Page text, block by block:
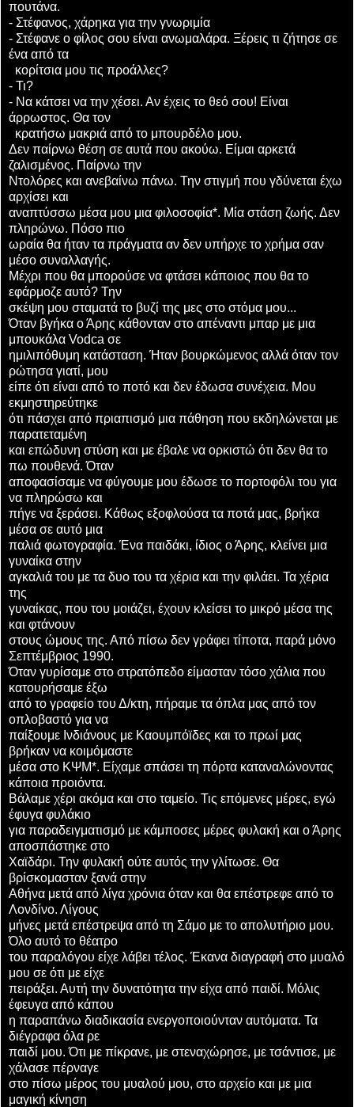
πουτάνα.
- Στέφανος, χάρηκα για την γνωριμία
- Στέφανε ο φίλος σου είναι ανωμαλάρα. Ξέρεις τι ζήτησε σε
ένα από τα
κορίτσια μου τις προάλλες?
- Τι?
- Να κάτσει να την χέσει. Αν έχεις το θεό σου! Είναι
άρρωστος. Θα τον
κρατήσω μακριά από το μπουρδέλο μου.
Δεν παίρνω θέση σε αυτά που ακούω. Είμαι αρκετά
ζαλισμένος. Παίρνω την
Ντολόρες και ανεβαίνω πάνω. Την στιγμή που γδύνεται έχω
αρχίσει και
αναπτύσσω μέσα μου μια φιλοσοφία*. Μία στάση ζωής. Δεν
πληρώνω. Πόσο πιο
ωραία θα ήταν τα πράγματα αν δεν υπήρχε το χρήμα σαν
μέσο συναλλαγής.
Μέχρι που θα μπορούσε να φτάσει κάποιος που θα το
εφάρμοζε αυτό? Την
σκέψη μου σταματά το βυζί της μες στο στόμα μου...
Όταν βγήκα ο Άρης κάθονταν στο απέναντι μπαρ με μια
μπουκάλα Vodca σε
ημιλιπόθυμη κατάσταση. Ήταν βουρκώμενος αλλά όταν τον
ρώτησα γιατί, μου
είπε ότι είναι από το ποτό και δεν έδωσα συνέχεια. Μου
εκμηστηρεύτηκε
ότι πάσχει από πριαπισμό μια πάθηση που εκδηλώνεται με
παρατεταμένη
και επώδυνη στύση και με έβαλε να ορκιστώ ότι δεν θα το
πω πουθενά. Όταν
αποφασίσαμε να φύγουμε μου έδωσε το πορτοφόλι του για
να πληρώσω και
πήγε να ξεράσει. Κάθως εξοφλούσα τα ποτά μας, βρήκα
μέσα σε αυτό μια
παλιά φωτογραφία. Ένα παιδάκι, ίδιος ο Άρης, κλείνει μια
γυναίκα στην
αγκαλιά του με τα δυο του τα χέρια και την φιλάει. Τα χέρια
της
γυναίκας, που του μοιάζει, έχουν κλείσει το μικρό μέσα της
και φτάνουν
στους ώμους της. Από πίσω δεν γράφει τίποτα, παρά μόνο
Σεπτέμβριος 1990.
Όταν γυρίσαμε στο στρατόπεδο είμασταν τόσο χάλια που
κατουρήσαμε έξω
από το γραφείο του Δ/κτη, πήραμε τα όπλα μας από τον
οπλοβαστό για να
παίξουμε Iνδιάνους με Kαουμπόϊδες και το πρωί μας
βρήκαν να κοιμόμαστε
μέσα στο ΚΨΜ*. Είχαμε σπάσει τη πόρτα καταναλώνοντας
κάποια προιόντα.
Βάλαμε χέρι ακόμα και στο ταμείο. Τις επόμενες μέρες, εγώ
έφυγα φυλάκιο
για παραδειγματισμό με κάμποσες μέρες φυλακή και ο Άρης
αποσπάστηκε στο
Χαϊδάρι. Την φυλακή ούτε αυτός την γλίτωσε. Θα
βρίσκομασταν ξανά στην
Αθήνα μετά από λίγα χρόνια όταν και θα επέστρεφε από το
Λονδίνο. Λίγους
μήνες μετά επέστρεψα από τη Σάμο με το απολυτήριο μου.
Όλο αυτό το θέατρο
του παραλόγου είχε λάβει τέλος. Έκανα διαγραφή στο μυαλό
μου σε ότι με είχε
πειράξει. Αυτή την δυνατότητα την είχα από παιδί. Μόλις
έφευγα από κάπου
η παραπάνω διαδικασία ενεργοποιούνταν αυτόματα. Τα
διέγραφα όλα ρε
παιδί μου. Ότι με πίκρανε, με στεναχώρησε, με τσάντισε, με
χάλασε πέρναγε
στο πίσω μέρος του μυαλού μου, στο αρχείο και με μια
μαγική κίνηση